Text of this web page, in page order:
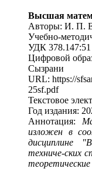
Высшая
Авторы: И. П.
Учебно-
УДК 378.147:51
Цифровой
Сызрани
URL: https://
25sf.pdf
Текстовое
Год издания:
Аннотация:
изложен в
дисциплине
техниче-ских